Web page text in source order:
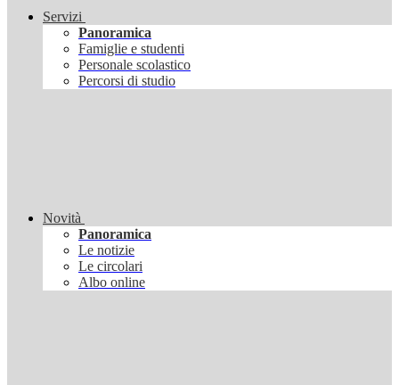
Servizi
Panoramica
Famiglie e studenti
Personale scolastico
Percorsi di studio
Novità
Panoramica
Le notizie
Le circolari
Albo online